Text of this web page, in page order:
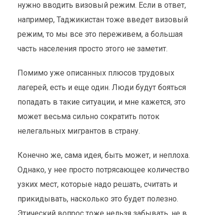
нужно вводить визовый режим. Если в ответ,
например, Таджикистан тоже введет визовый
режим, то мы все это переживем, а большая
часть населения просто этого не заметит.
Помимо уже описанных плюсов трудовых
лагерей, есть и еще один. Люди будут бояться
попадать в такие ситуации, и мне кажется, это
может весьма сильно сократить поток
нелегальных мигрантов в страну.
Конечно же, сама идея, быть может, и неплоха.
Однако, у нее просто потрясающее количество
узких мест, которые надо решать, считать и
прикидывать, насколько это будет полезно.